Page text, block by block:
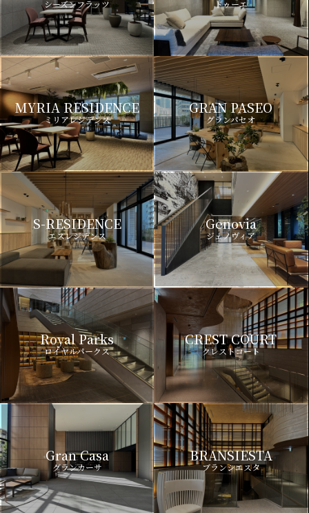
シーズンフラッツ ドゥーエ
MYRIA RESIDENCE
ミリアレジデンス
GRAN PASEO
グランパセオ
S-RESIDENCE
エスレジデンス
Genovia
ジェノヴィア
Royal Parks
ロイヤルパークス
CREST COURT
クレストコート
Gran Casa
グランカーサ
BRANSIESTA
ブランシエスタ